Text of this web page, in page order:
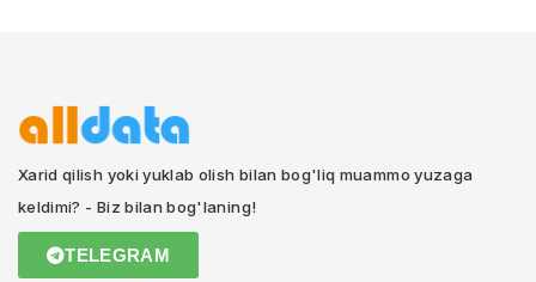
Xarid qilish yoki yuklab olish bilan bog'liq muammo yuzaga
keldimi? - Biz bilan bog'laning!
TELEGRAM